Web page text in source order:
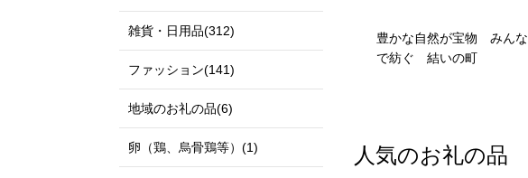
伊達政宗公の城下町として
な都市空間が共存する杜の
発展にご支援とご協力をお
私たちのまち北栄町は、鳥
口約14,000人の町です。
松の景色が美しい北条砂丘
を望む黒ぼく地帯の丘陵地
豊かな自然が宝物 みんな
で紡ぐ 結いの町
人気のお礼の品
雑貨・日用品(312)
ファッション(141)
地域のお礼の品(6)
卵（鶏、烏骨鶏等）(1)